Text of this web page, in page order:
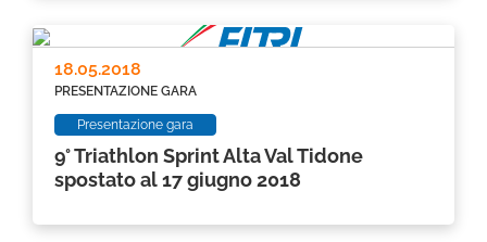
9° Triathlon Sprint Alta Val Tidone
spostato al 17 giugno 2018
PRESENTAZIONE GARA
18.05.2018
Presentazione gara